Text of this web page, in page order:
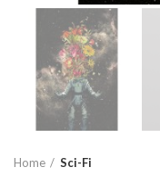
Home Sci-Fi